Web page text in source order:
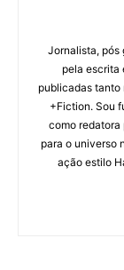
Jornalista, pós
pela escrita
publicadas tanto
+Fiction. Sou
como redatora
para o universo
ação estilo